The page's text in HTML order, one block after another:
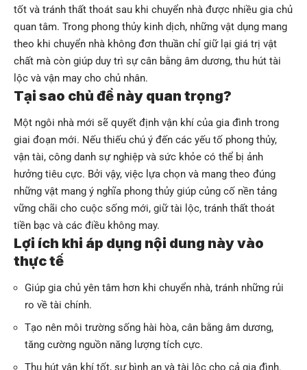
tốt và tránh thất thoát sau khi chuyển nhà được nhiều gia chủ
quan tâm. Trong phong thủy kinh dịch, những vật dụng mang
theo khi chuyển nhà không đơn thuần chỉ giữ lại giá trị vật
chất mà còn giúp duy trì sự cân bằng âm dương, thu hút tài
lộc và vận may cho chủ nhân.
Tại sao chủ đề này quan trọng?
Một ngôi nhà mới sẽ quyết định vận khí của gia đình trong
giai đoạn mới. Nếu thiếu chú ý đến các yếu tố phong thủy,
vận tài, công danh sự nghiệp và sức khỏe có thể bị ảnh
hưởng tiêu cực. Bởi vậy, việc lựa chọn và mang theo đúng
những vật mang ý nghĩa phong thủy giúp củng cố nền tảng
vững chãi cho cuộc sống mới, giữ tài lộc, tránh thất thoát
tiền bạc và các điều không may.
Lợi ích khi áp dụng nội dung này vào
thực tế
Giúp gia chủ yên tâm hơn khi chuyển nhà, tránh những rủi
ro về tài chính.
Tạo nên môi trường sống hài hòa, cân bằng âm dương,
tăng cường nguồn năng lượng tích cực.
Thu hút vận khí tốt, sự bình an và tài lộc cho cả gia đình.